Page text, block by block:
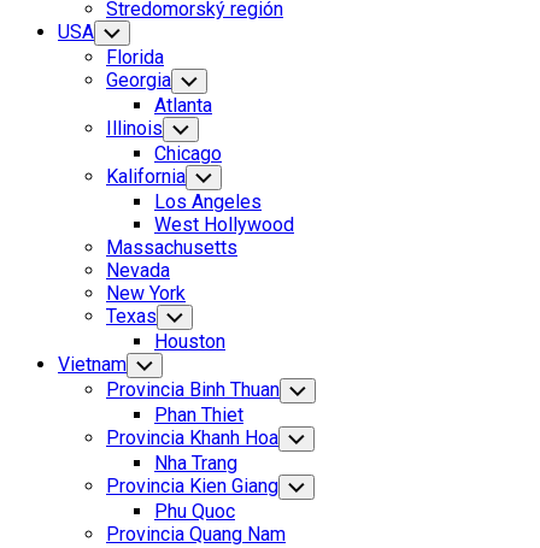
Stredomorský región
USA Toggle
Child
Menu
Florida
Georgia Toggle
Child
Menu
Atlanta
Illinois Toggle
Child
Menu
Chicago
Kalifornia Toggle
Child
Menu
Los Angeles
West Hollywood
Massachusetts
Nevada
New York
Texas Toggle
Child
Menu
Houston
Vietnam Toggle
Child
Menu
Provincia Binh Thuan Toggle
Child
Menu
Phan Thiet
Provincia Khanh Hoa Toggle
Child
Menu
Nha Trang
Provincia Kien Giang Toggle
Child
Phu Quoc
Provincia Quang Nam